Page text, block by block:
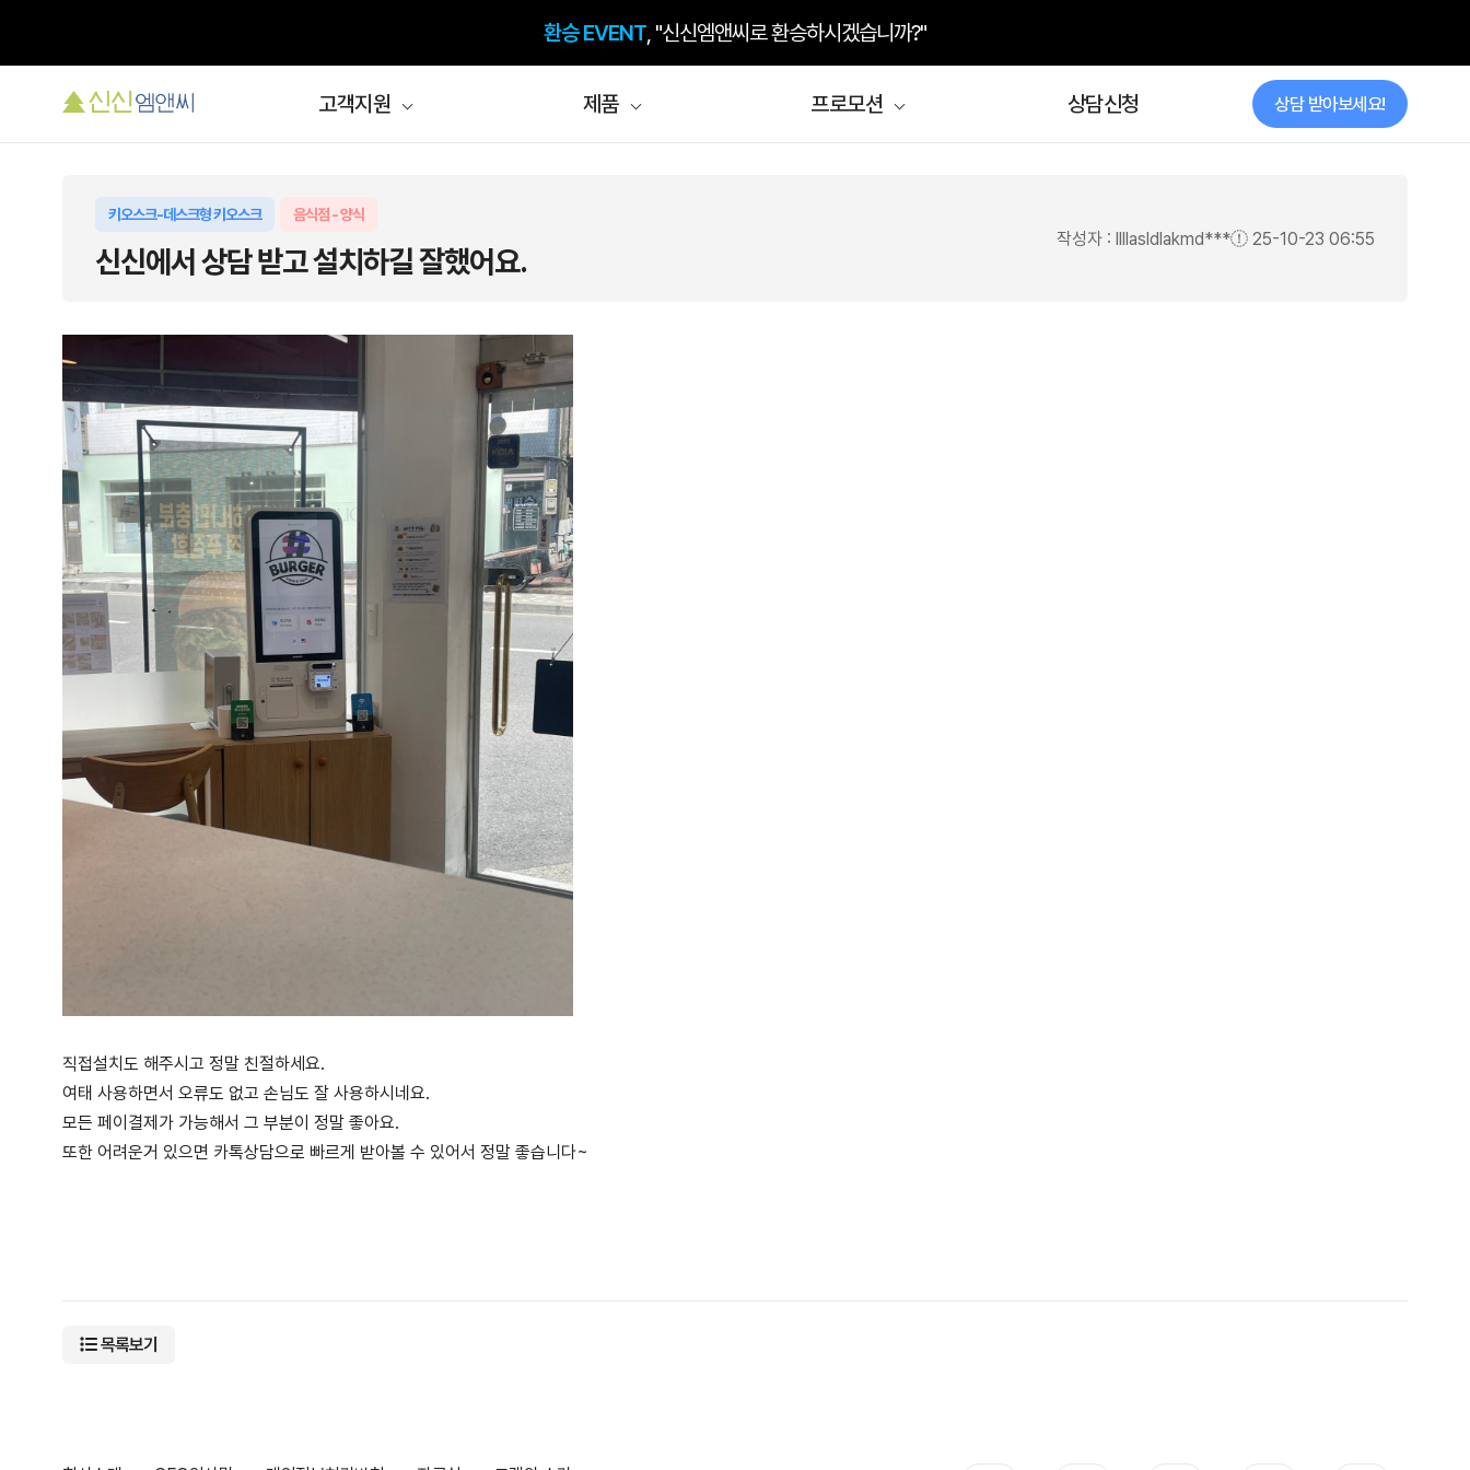
환승 EVENT, "신신엠앤씨로 환승하시겠습니까?"
고객지원 제품 프로모션 상담신청
키오스크-데스크형 키오스크 음식점 - 양식
신신에서 상담 받고 설치하길 잘했어요.
작성자 : llllasldlakmd*** 25-10-23 06:55
직접설치도 해주시고 정말 친절하세요.
여태 사용하면서 오류도 없고 손님도 잘 사용하시네요.
모든 페이결제가 가능해서 그 부분이 정말 좋아요.
또한 어려운거 있으면 카톡상담으로 빠르게 받아볼 수 있어서 정말 좋습니다~
목록보기